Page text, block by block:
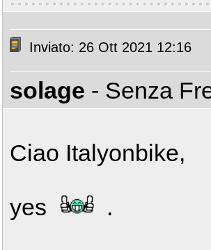
Inviato: 26 Ott 2021 12:16
solage - Senza
Ciao Italyonbike,
yes .